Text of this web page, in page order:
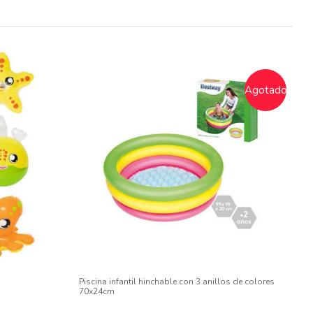
Agotado
Piscina infantil hinchable con 3 anillos de colores
70x24cm